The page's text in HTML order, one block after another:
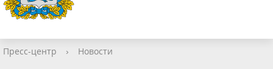
Пресс-центр › Новости